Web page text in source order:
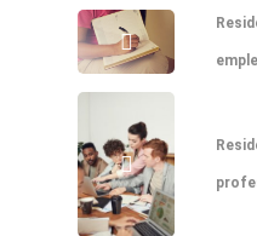
proceso de
en España.